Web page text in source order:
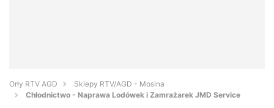
Orły RTV AGD
Sklepy RTV/AGD - Mosina
Chłodnictwo - Naprawa Lodówek i Zamrażarek JMD Service